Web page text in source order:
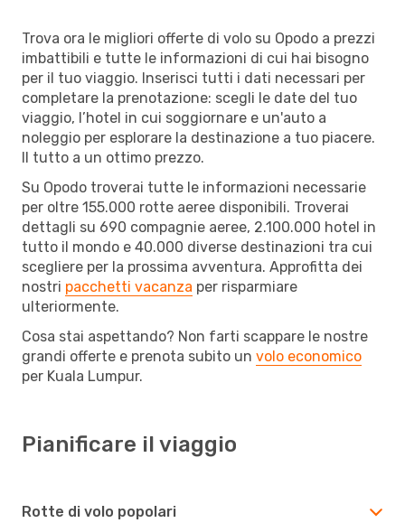
Trova ora le migliori offerte di volo su Opodo a prezzi
imbattibili e tutte le informazioni di cui hai bisogno
per il tuo viaggio. Inserisci tutti i dati necessari per
completare la prenotazione: scegli le date del tuo
viaggio, l’hotel in cui soggiornare e un'auto a
noleggio per esplorare la destinazione a tuo piacere.
Il tutto a un ottimo prezzo.
Su Opodo troverai tutte le informazioni necessarie
per oltre 155.000 rotte aeree disponibili. Troverai
dettagli su 690 compagnie aeree, 2.100.000 hotel in
tutto il mondo e 40.000 diverse destinazioni tra cui
scegliere per la prossima avventura. Approfitta dei
nostri pacchetti vacanza per risparmiare
ulteriormente.
Cosa stai aspettando? Non farti scappare le nostre
grandi offerte e prenota subito un volo economico
per Kuala Lumpur.
Pianificare il viaggio
Rotte di volo popolari